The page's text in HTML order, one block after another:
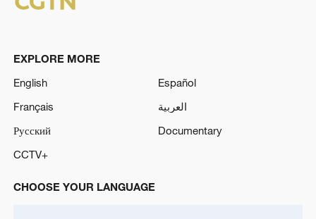
EXPLORE MORE
English
Español
Français
العربية
Русский
Documentary
CCTV+
CHOOSE YOUR LANGUAGE